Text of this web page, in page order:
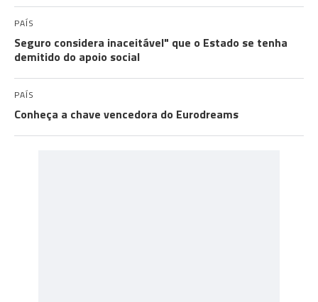
PAÍS
Seguro considera inaceitável" que o Estado se tenha
demitido do apoio social
PAÍS
Conheça a chave vencedora do Eurodreams